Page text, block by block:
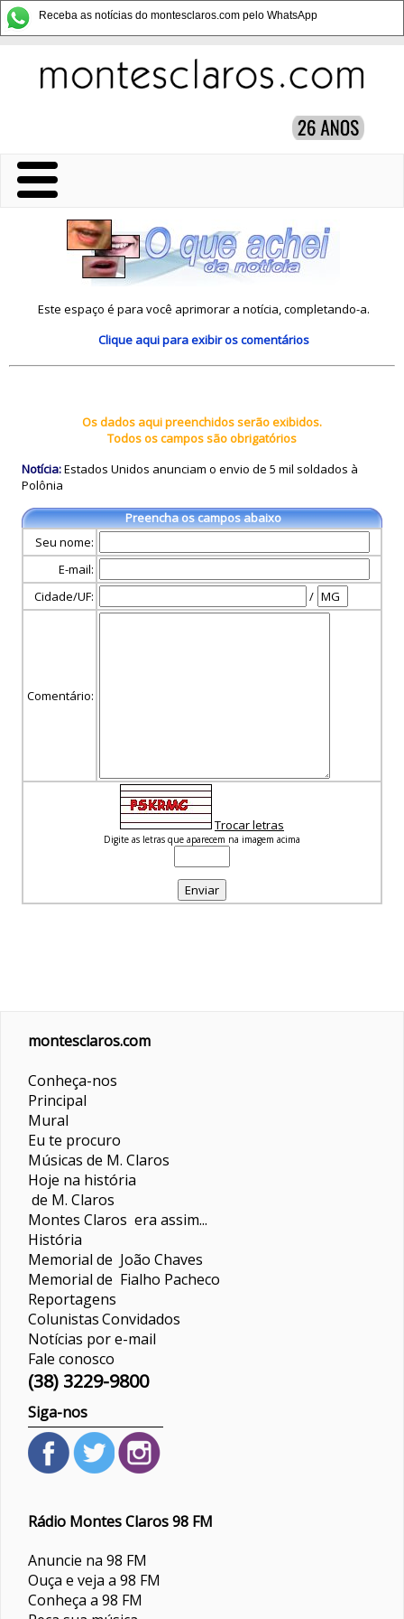
Receba as notícias do montesclaros.com pelo WhatsApp
Este espaço é para você aprimorar a notícia, completando-a.
Clique aquipara exibir os comentários
Os dados aqui preenchidos serão exibidos.
Todos os campos são obrigatórios
Notícia:Estados Unidos anunciam o envio de 5 mil soldados à
Polônia
Preencha os campos abaixo
Seu nome:
E-mail:
Cidade/UF:
/
Comentário:
Trocar letras
Digite as letras que aparecem na imagem acima
montesclaros.com
Conheça-nos
Principal
Mural
Eu te procuro
Músicas de M. Claros
Hoje na história
de M. Claros
Montes Claros era assim...
História
Memorial de João Chaves
Memorial de Fialho Pacheco
Reportagens
ColunistasConvidados
Notícias por e-mail
Fale conosco
(38) 3229-9800
Siga-nos
Rádio Montes Claros 98 FM
Anuncie na 98 FM
Ouça e veja a 98 FM
Conheça a 98 FM